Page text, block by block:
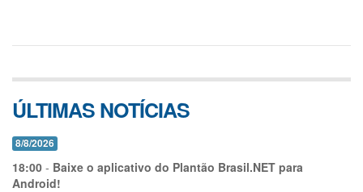
ÚLTIMAS NOTÍCIAS
8/8/2026
18:00 - Baixe o aplicativo do Plantão Brasil.NET para
Android!